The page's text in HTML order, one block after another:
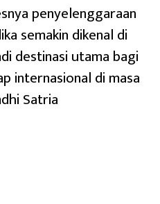
penyelenggaraan
semakin dikenal di
destinasi utama bagi
internasional di masa
Satria